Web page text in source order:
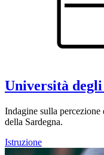
Università
Indagine sulla
della Sardegna.
Istruzione